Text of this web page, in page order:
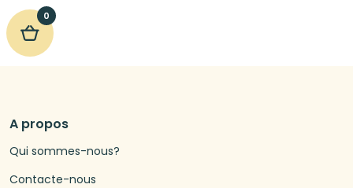
0
A propos
Qui sommes-nous?
Contacte-nous